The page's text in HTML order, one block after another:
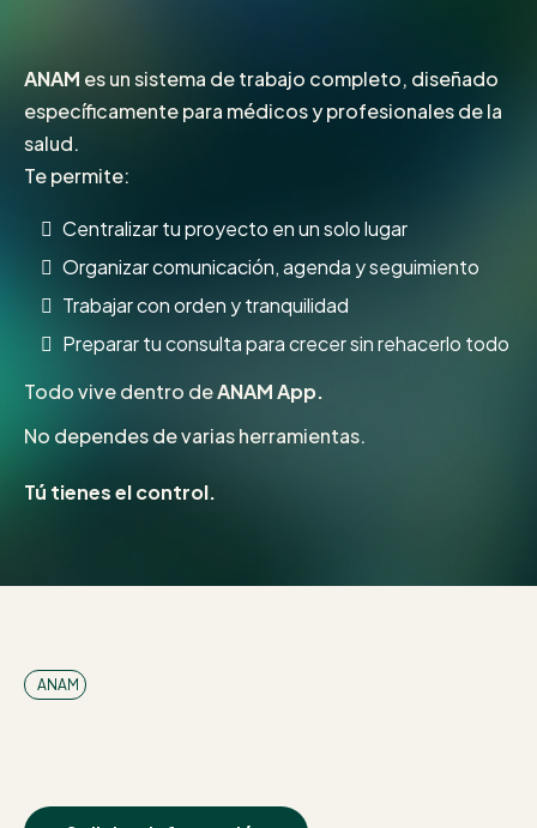
ANAM es un sistema de trabajo completo, diseñado
específicamente para médicos y profesionales de la
salud.
Te permite:
Centralizar tu proyecto en un solo lugar
Organizar comunicación, agenda y seguimiento
Trabajar con orden y tranquilidad
Preparar tu consulta para crecer sin rehacerlo todo
Todo vive dentro deANAM App.
No dependes de varias herramientas.
Tú tienes el control.
ANAM